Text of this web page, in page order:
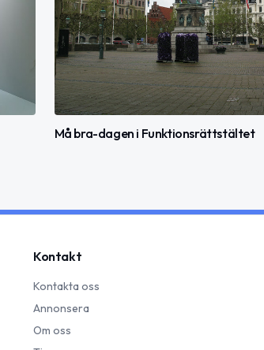
Må bra-dagen i Funktionsrättstältet
Kontakt
Kontakta oss
Annonsera
Om oss